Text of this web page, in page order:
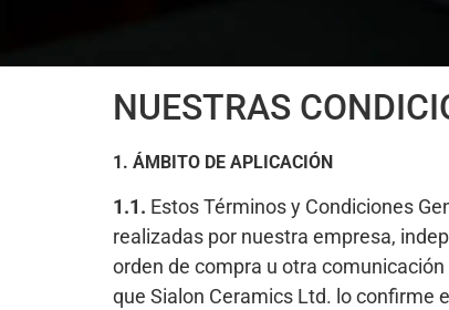
NUESTRAS
1. ÁMBITO DE APLICACIÓN
1.1. Estos Términos y Condiciones
realizadas por nuestra empresa,
orden de compra u otra
que Sialon Ceramics Ltd. lo confirme